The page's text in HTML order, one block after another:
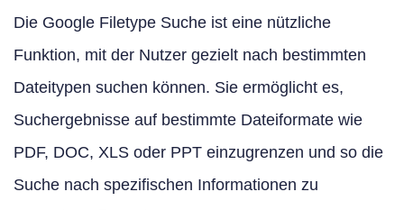
Die Google Filetype Suche ist eine nützliche
Funktion, mit der Nutzer gezielt nach bestimmten
Dateitypen suchen können. Sie ermöglicht es,
Suchergebnisse auf bestimmte Dateiformate wie
PDF, DOC, XLS oder PPT einzugrenzen und so die
Suche nach spezifischen Informationen zu